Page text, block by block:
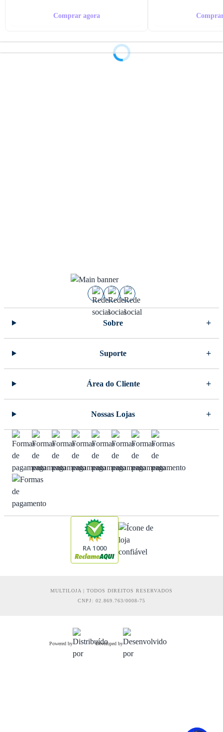
Comprar agora
Sobre
Suporte
Área do Cliente
Nossas Lojas
RA 1000
MULTILOJA | TODOS DIREITOS RESERVADOS
CNPJ: 02.869.763/0008-75
Powered by Developed by